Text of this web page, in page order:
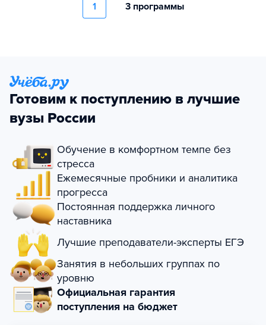
1 3 программы
Готовим к поступлению в лучшие
вузы России
Обучение в комфортном темпе без
стресса
Ежемесячные пробники и аналитика
прогресса
Постоянная поддержка личного
наставника
Лучшие преподаватели-эксперты ЕГЭ
Занятия в небольших группах по
уровню
Официальная гарантия
поступления на бюджет